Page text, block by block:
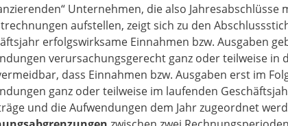
Unternehmen, die also Jahresabschlüsse
aufstellen, zeigt sich zu den
erfolgswirksame Einnahmen bzw. Ausgaben
verursachungsgerecht ganz oder teilweise in
dass Einnahmen bzw. Ausgaben erst im
ganz oder teilweise im laufenden
und die Aufwendungen dem Jahr zugeordnet